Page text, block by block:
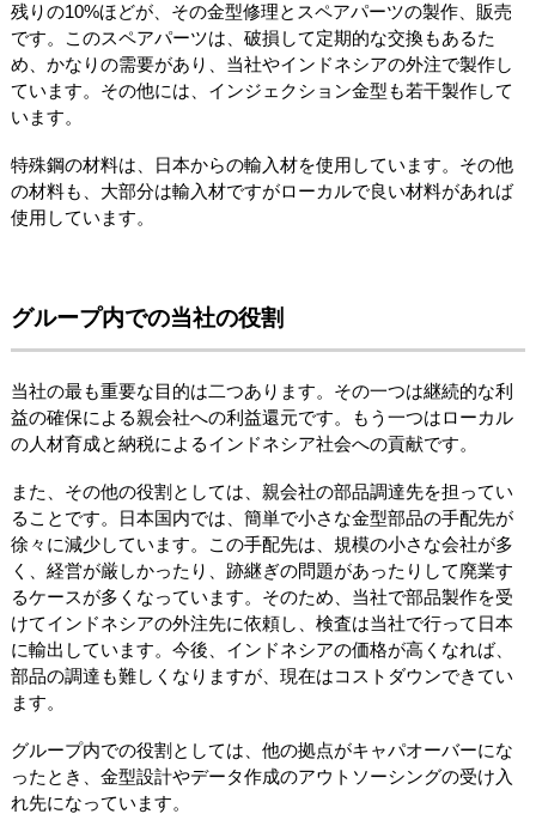
残りの10%ほどが、その金型修理とスペアパーツの製作、販売
です。このスペアパーツは、破損して定期的な交換もあるた
め、かなりの需要があり、当社やインドネシアの外注で製作し
ています。その他には、インジェクション金型も若干製作して
います。
特殊鋼の材料は、日本からの輸入材を使用しています。その他
の材料も、大部分は輸入材ですがローカルで良い材料があれば
使用しています。
グループ内での当社の役割
当社の最も重要な目的は二つあります。その一つは継続的な利
益の確保による親会社への利益還元です。もう一つはローカル
の人材育成と納税によるインドネシア社会への貢献です。
また、その他の役割としては、親会社の部品調達先を担ってい
ることです。日本国内では、簡単で小さな金型部品の手配先が
徐々に減少しています。この手配先は、規模の小さな会社が多
く、経営が厳しかったり、跡継ぎの問題があったりして廃業す
るケースが多くなっています。そのため、当社で部品製作を受
けてインドネシアの外注先に依頼し、検査は当社で行って日本
に輸出しています。今後、インドネシアの価格が高くなれば、
部品の調達も難しくなりますが、現在はコストダウンできてい
ます。
グループ内での役割としては、他の拠点がキャパオーバーにな
ったとき、金型設計やデータ作成のアウトソーシングの受け入
れ先になっています。